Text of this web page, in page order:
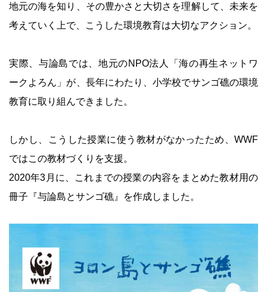
地元の海を知り、その豊かさと大切さを理解して、未来を
考えていく上で、こうした環境教育は大切なアクション。
実際、与論島では、地元のNPO法人「海の再生ネットワ
ークよろん」が、長年にわたり、小学校でサンゴ礁の環境
教育に取り組んできました。
しかし、こうした授業に使う教材がなかったため、WWF
ではこの教材づくりを支援。
2020年3月に、これまでの授業の内容をまとめた教材用の
冊子『与論島とサンゴ礁』を作成しました。